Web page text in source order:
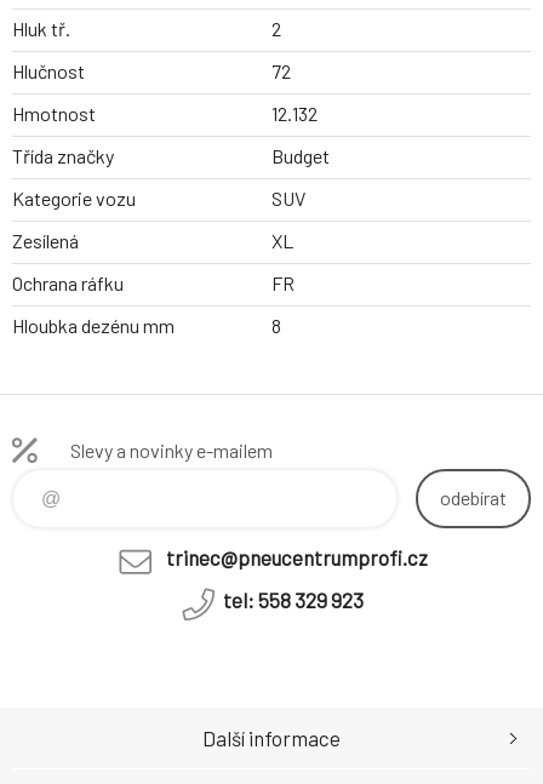
Hluk tř.
2
Hlučnost
72
Hmotnost
12.132
Třída značky
Budget
Kategorie vozu
SUV
Zesílená
XL
Ochrana ráfku
FR
Hloubka dezénu mm
8
Slevy a novinky e-mailem
odebírat
trinec@pneucentrumprofi.cz
tel: 558 329 923
Další informace